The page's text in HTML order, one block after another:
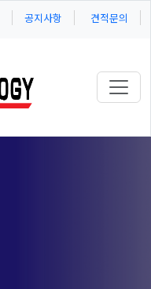
공지사항 견적문의